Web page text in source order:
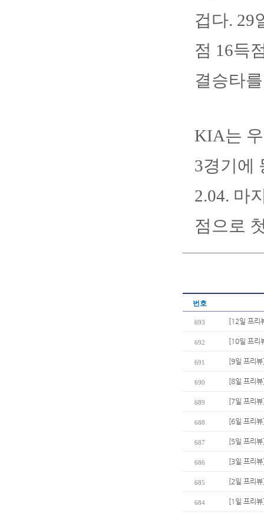
겁다. 29
점 16득
결승타
KIA는
3경기에
2.04. 마
점으로
번호
693 [12일 프리
692 [10일 프리
691 [9일 프리
690 [8일 프리
689 [7일 프리
688 [6일 프리
687 [5일 프리
686 [3일 프리
685 [2일 프리
684 [1일 프리